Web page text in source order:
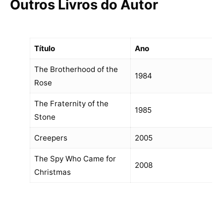
Outros Livros do Autor
Título Ano
The Brotherhood of the
Rose
1984
The Fraternity of the
Stone
1985
Creepers 2005
The Spy Who Came for
Christmas
2008